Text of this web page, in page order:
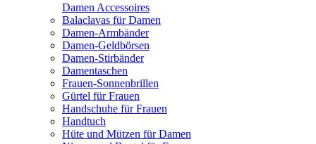
Damen Accessoires
Balaclavas für Damen
Damen-Armbänder
Damen-Geldbörsen
Damen-Stirbänder
Damentaschen
Frauen-Sonnenbrillen
Gürtel für Frauen
Handschuhe für Frauen
Handtuch
Hüte und Mützen für Damen